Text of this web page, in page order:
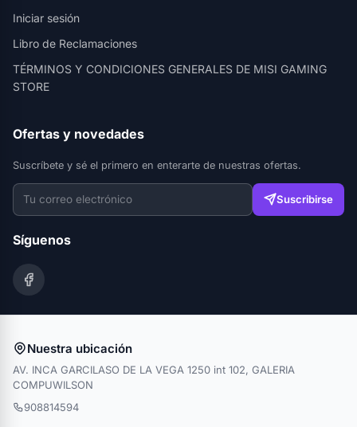
Iniciar sesión
Libro de Reclamaciones
TÉRMINOS Y CONDICIONES GENERALES DE MISI GAMING
STORE
Ofertas y novedades
Suscríbete y sé el primero en enterarte de nuestras ofertas.
Suscribirse
Síguenos
Nuestra ubicación
AV. INCA GARCILASO DE LA VEGA 1250 int 102, GALERIA
COMPUWILSON
908814594